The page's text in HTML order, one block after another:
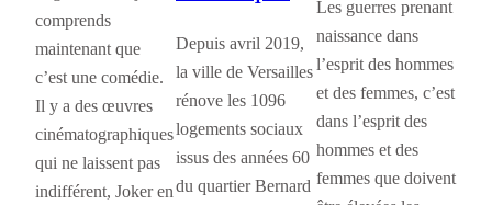
comprends
maintenant que
c’est une comédie.
Il y a des œuvres
cinématographiques
qui ne laissent pas
indifférent, Joker en
Depuis avril 2019,
la ville de Versailles
rénove les 1096
logements sociaux
issus des années 60
du quartier Bernard
Les guerres prenant
naissance dans
l’esprit des hommes
et des femmes, c’est
dans l’esprit des
hommes et des
femmes que doivent